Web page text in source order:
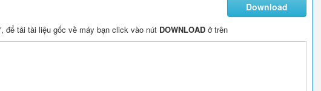
Download
, để tải tài liệu gốc về máy bạn click vào nút DOWNLOAD ở trên